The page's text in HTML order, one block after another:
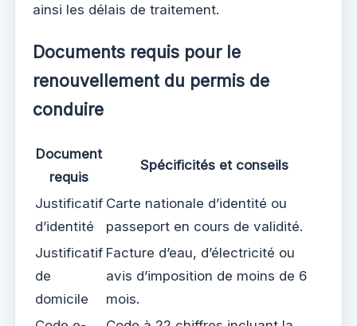
ainsi les délais de traitement.
Documents requis pour le
renouvellement du permis de
conduire
Document
requis
Spécificités et conseils
Justificatif
d’identité
Carte nationale d’identité ou
passeport en cours de validité.
Justificatif
de
domicile
Facture d’eau, d’électricité ou
avis d’imposition de moins de 6
mois.